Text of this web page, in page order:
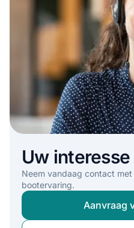
Uw
Neem vandaag contact
bootervaring.
Aanvraag